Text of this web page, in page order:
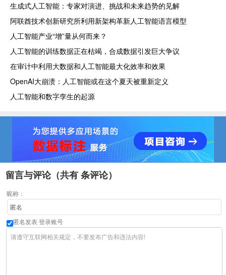
生成式人工智能：专家对演进、挑战和未来趋势的见解
阿联酋技术创新研究所利用新架构革新人工智能语言模型
人工智能产业“增”量从何而来？
人工智能的训练数据正在枯竭，合成数据引发巨大争议
在审计中利用大数据和人工智能最大化效率和效果
OpenAI大崩溃：人工智能或在这个夏天被重新定义
人工智能和数字孪生的起源
留言与评论（共有条评论）
昵称：
匿名发表登录账号